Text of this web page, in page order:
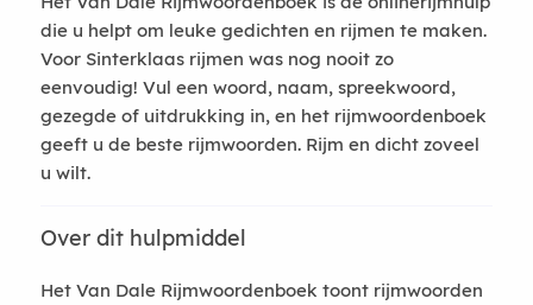
die u helpt om leuke gedichten en rijmen te maken.
Voor Sinterklaas rijmen was nog nooit zo
eenvoudig! Vul een woord, naam, spreekwoord,
gezegde of uitdrukking in, en het rijmwoordenboek
geeft u de beste rijmwoorden. Rijm en dicht zoveel
u wilt.
Over dit hulpmiddel
Het Van Dale Rijmwoordenboek toont rijmwoorden